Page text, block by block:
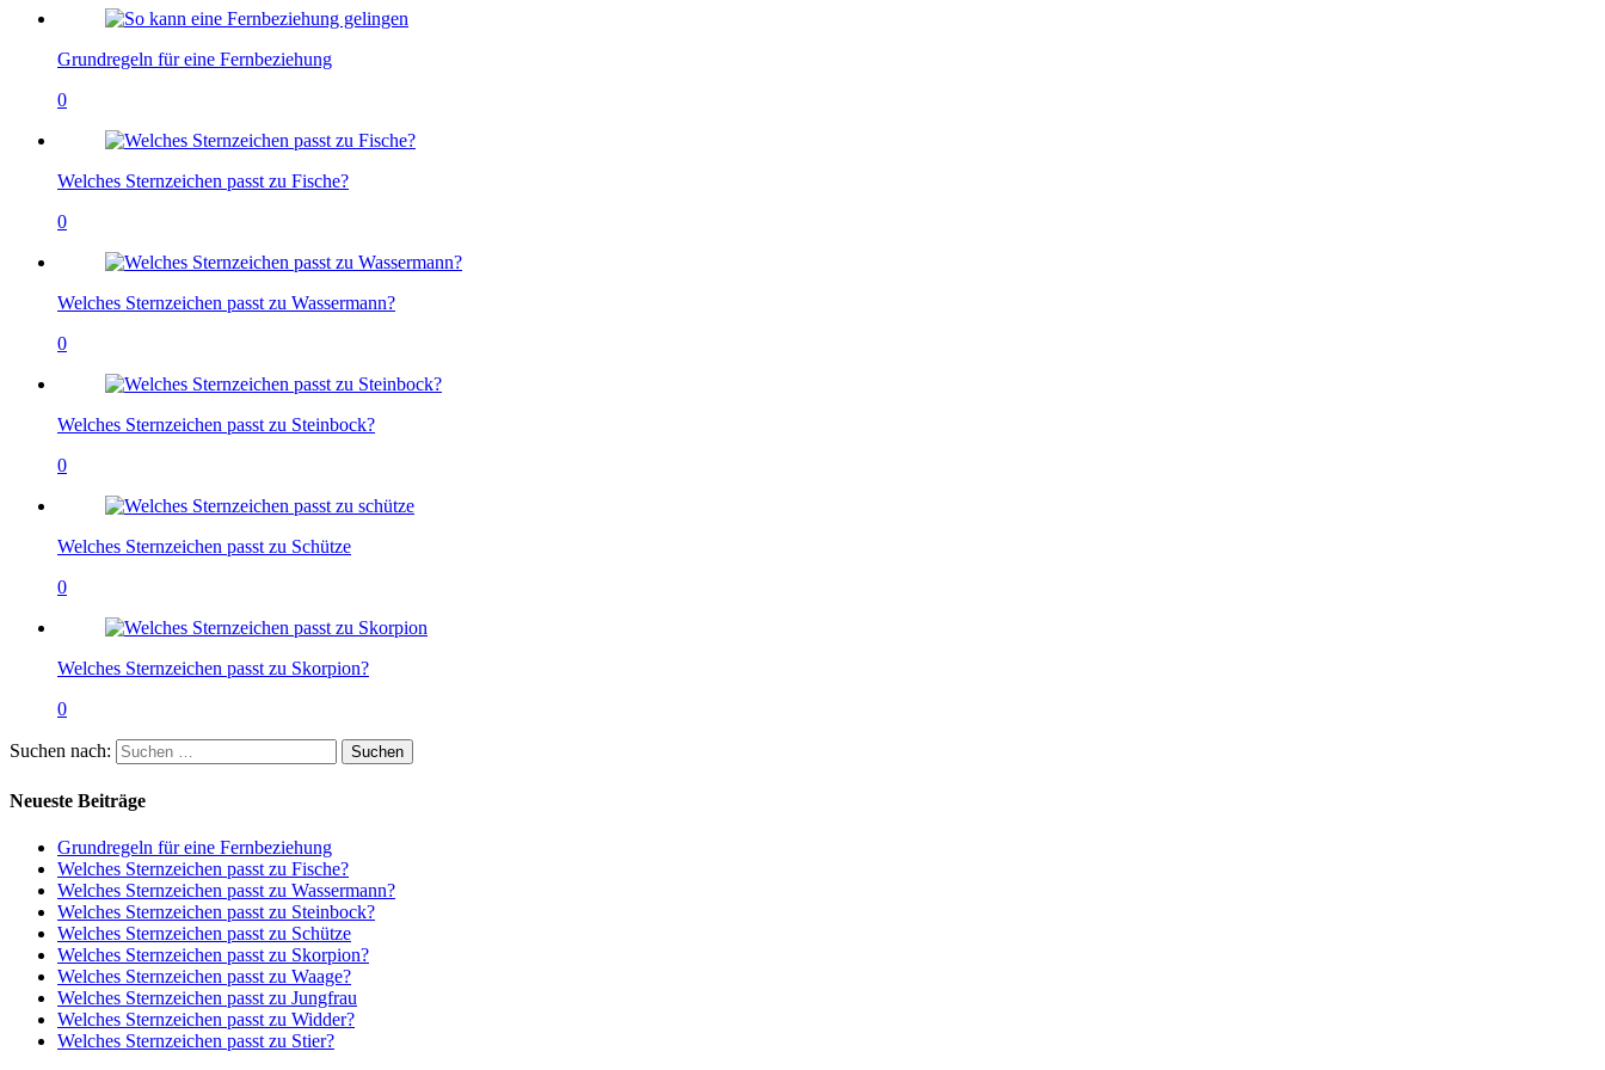
Grundregeln für eine Fernbeziehung
0
Welches Sternzeichen passt zu Fische?
0
Welches Sternzeichen passt zu Wassermann?
0
Welches Sternzeichen passt zu Steinbock?
0
Welches Sternzeichen passt zu Schütze
0
Welches Sternzeichen passt zu Skorpion?
0
Suchen nach:
Neueste Beiträge
Grundregeln für eine Fernbeziehung
Welches Sternzeichen passt zu Fische?
Welches Sternzeichen passt zu Wassermann?
Welches Sternzeichen passt zu Steinbock?
Welches Sternzeichen passt zu Schütze
Welches Sternzeichen passt zu Skorpion?
Welches Sternzeichen passt zu Waage?
Welches Sternzeichen passt zu Jungfrau
Welches Sternzeichen passt zu Widder?
Welches Sternzeichen passt zu Stier?